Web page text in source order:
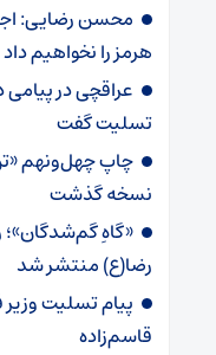
محسن رضایی:
هرمز را نخواهیم داد
عراقچی در
تسلیت گفت
نسخه گذشت
«گاهِ گم‌شدگان»؛
رضا(ع) منتشر شد
پیام تسلیت
قاسم‌زاده